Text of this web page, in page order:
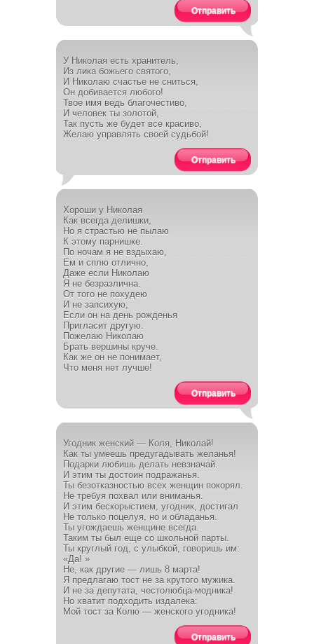
Отправить
У Николая есть хранитель,
Из лика божьего святого,
И Николаю счастье не сниться,
Он добивается любого!
Твое имя ведь благочестиво,
И человек ты золотой,
Так пусть же будет все красиво,
Желаю управлять своей судьбой!
Отправить
Хороши у Николая
Как всегда делишки,
Но я страстью не пылаю
К этому парнишке.
По ночам я не вздыхаю,
Ем и сплю отлично,
Даже если Николаю
Я не безразлична.
От того не похудею
И не запсихую,
Если он на день рожденья
Пригласит другую.
Пожелаю Николаю
Брать вершины круче.
Как же он не понимает,
Что меня нет лучше!
Отправить
Угодник женский — Коля, Николай!
Как ты умеешь предугадывать желанья!
Подарки любишь делать невзначай.
И этим ты достоин подражанья.
Ты безотказностью всех женщин покорял.
Не требуя похвал или вниманья.
И этим бескорыстием, угодник, достигал
Не только поцелуя, но и обладанья.
Ты угождаешь женщине всегда.
Таким ты был еще со школьной парты.
Ты круглый год, с улыбкой, говоришь им:
«Да! »
Не, как другие — лишь 8 марта!
Я предлагаю тост не за крутого мужика.
И не за депутата, честолюбца-модника!
Но хватит подходить издалека:
Мой тост за Колю — женского угодника!
Отправить